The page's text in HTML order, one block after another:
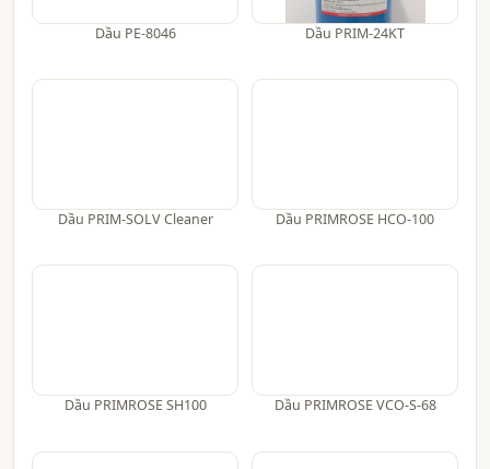
Dầu PE-8046 Dầu PRIM-24KT
Dầu PRIM-SOLV Cleaner Dầu PRIMROSE HCO-100
Dầu PRIMROSE SH100 Dầu PRIMROSE VCO-S-68